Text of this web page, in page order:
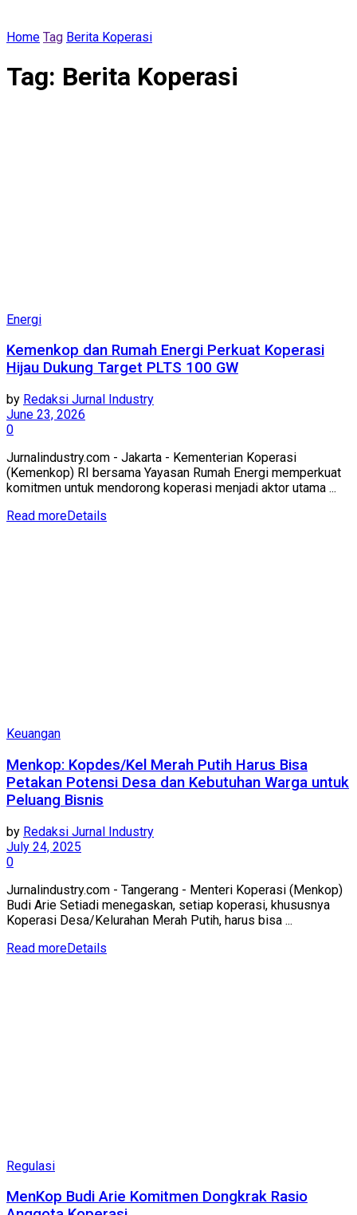
Home Tag Berita Koperasi
Tag: Berita Koperasi
Energi
Kemenkop dan Rumah Energi Perkuat Koperasi
Hijau Dukung Target PLTS 100 GW
by Redaksi Jurnal Industry
June 23, 2026
0
Jurnalindustry.com - Jakarta - Kementerian Koperasi
(Kemenkop) RI bersama Yayasan Rumah Energi memperkuat
komitmen untuk mendorong koperasi menjadi aktor utama ...
Read moreDetails
Keuangan
Menkop: Kopdes/Kel Merah Putih Harus Bisa
Petakan Potensi Desa dan Kebutuhan Warga untuk
Peluang Bisnis
by Redaksi Jurnal Industry
July 24, 2025
0
Jurnalindustry.com - Tangerang - Menteri Koperasi (Menkop)
Budi Arie Setiadi menegaskan, setiap koperasi, khususnya
Koperasi Desa/Kelurahan Merah Putih, harus bisa ...
Read moreDetails
Regulasi
MenKop Budi Arie Komitmen Dongkrak Rasio